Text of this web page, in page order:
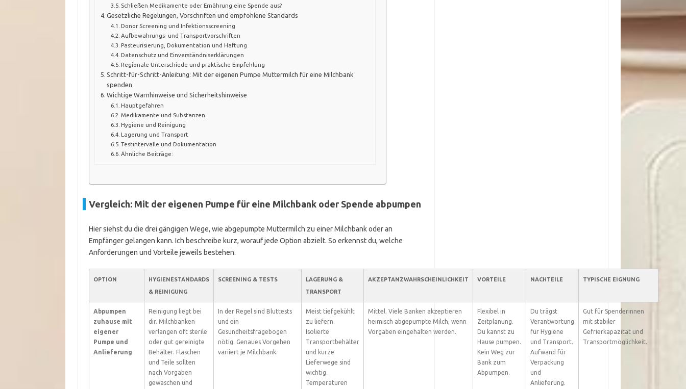
Schließen Medikamente oder Ernährung eine Spende aus?
Gesetzliche Regelungen, Vorschriften und empfohlene Standards
Donor Screening und Infektionsscreening
Aufbewahrungs- und Transportvorschriften
Pasteurisierung, Dokumentation und Haftung
Datenschutz und Einverständniserklärungen
Regionale Unterschiede und praktische Empfehlung
Schritt-für-Schritt-Anleitung: Mit der eigenen Pumpe Muttermilch für eine Milchbank
spenden
Wichtige Warnhinweise und Sicherheitshinweise
Hauptgefahren
Medikamente und Substanzen
Hygiene und Reinigung
Lagerung und Transport
Testintervalle und Dokumentation
Ähnliche Beiträge:
Vergleich: Mit der eigenen Pumpe für eine Milchbank oder Spende abpumpen
Hier siehst du die drei gängigen Wege, wie abgepumpte Muttermilch zu einer Milchbank oder an
Empfänger gelangen kann. Ich beschreibe kurz, worauf jede Option abzielt. So erkennst du, welche
Anforderungen und Vorteile jeweils bestehen.
OPTION
HYGIENESTANDARDS
& REINIGUNG
SCREENING & TESTS
LAGERUNG &
TRANSPORT
AKZEPTANZWAHRSCHEINLICHKEIT VORTEILE NACHTEILE TYPISCHE EIGNUNG
Abpumpen
zuhause mit
eigener
Pumpe und
Anlieferung
Reinigung liegt bei
dir. Milchbanken
verlangen oft sterile
oder gut gereinigte
Behälter. Flaschen
und Teile sollten
nach Vorgaben
gewaschen und
In der Regel sind Bluttests
und ein
Gesundheitsfragebogen
nötig. Genaues Vorgehen
variiert je Milchbank.
Meist tiefgekühlt
zu liefern.
Isolierte
Transportbehälter
und kurze
Lieferwege sind
wichtig.
Temperaturen
Mittel. Viele Banken akzeptieren
heimisch abgepumpte Milch, wenn
Vorgaben eingehalten werden.
Flexibel in
Zeitplanung.
Du kannst zu
Hause pumpen.
Kein Weg zur
Bank zum
Abpumpen.
Du trägst
Verantwortung
für Hygiene
und Transport.
Aufwand für
Verpackung
und
Anlieferung.
Gut für Spenderinnen
mit stabiler
Gefrierkapazität und
Transportmöglichkeit.